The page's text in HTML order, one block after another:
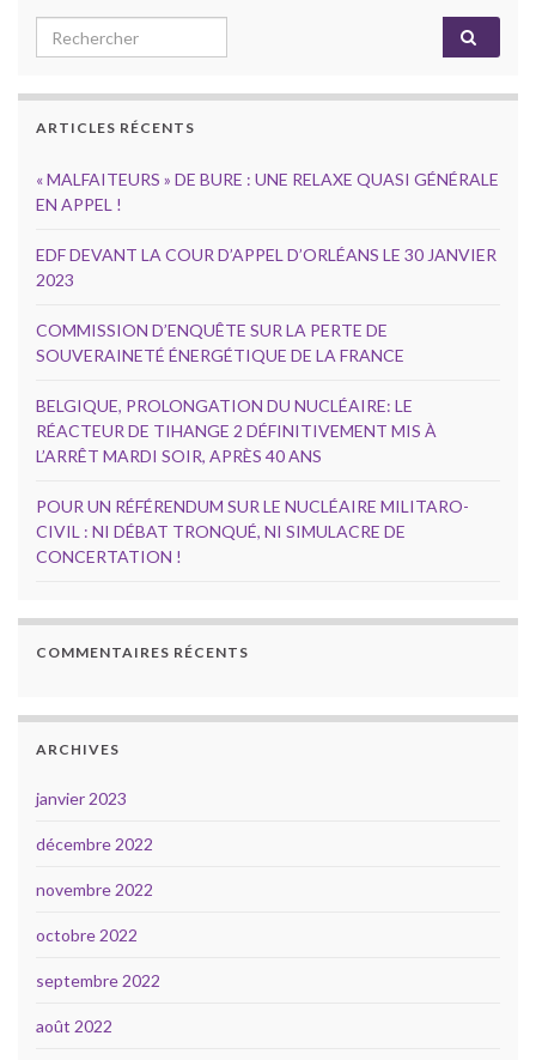
Search for:
ARTICLES RÉCENTS
« MALFAITEURS » DE BURE : UNE RELAXE QUASI GÉNÉRALE
EN APPEL !
EDF DEVANT LA COUR D’APPEL D’ORLÉANS LE 30 JANVIER
2023
COMMISSION D’ENQUÊTE SUR LA PERTE DE
SOUVERAINETÉ ÉNERGÉTIQUE DE LA FRANCE
BELGIQUE, PROLONGATION DU NUCLÉAIRE: LE
RÉACTEUR DE TIHANGE 2 DÉFINITIVEMENT MIS À
L’ARRÊT MARDI SOIR, APRÈS 40 ANS
POUR UN RÉFÉRENDUM SUR LE NUCLÉAIRE MILITARO-
CIVIL : NI DÉBAT TRONQUÉ, NI SIMULACRE DE
CONCERTATION !
COMMENTAIRES RÉCENTS
ARCHIVES
janvier 2023
décembre 2022
novembre 2022
octobre 2022
septembre 2022
août 2022